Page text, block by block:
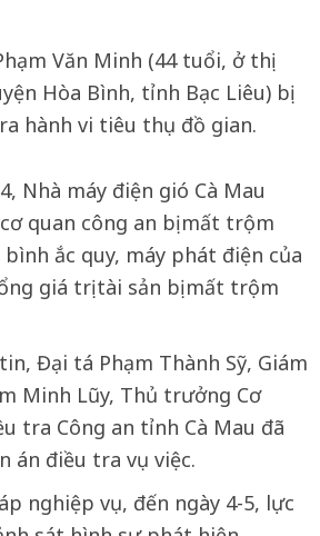
Văn Minh (44 tuổi, ở thị
Hòa Bình, tỉnh Bạc Liêu) bị
hành vi tiêu thụ đồ gian.
Nhà máy điện gió Cà Mau
quan công an bị mất trộm
ắc quy, máy phát điện của
giá trị tài sản bị mất trộm
Đại tá Phạm Thành Sỹ, Giám
Minh Lũy, Thủ trưởng Cơ
tra Công an tỉnh Cà Mau đã
án điều tra vụ việc.
nghiệp vụ, đến ngày 4-5, lực